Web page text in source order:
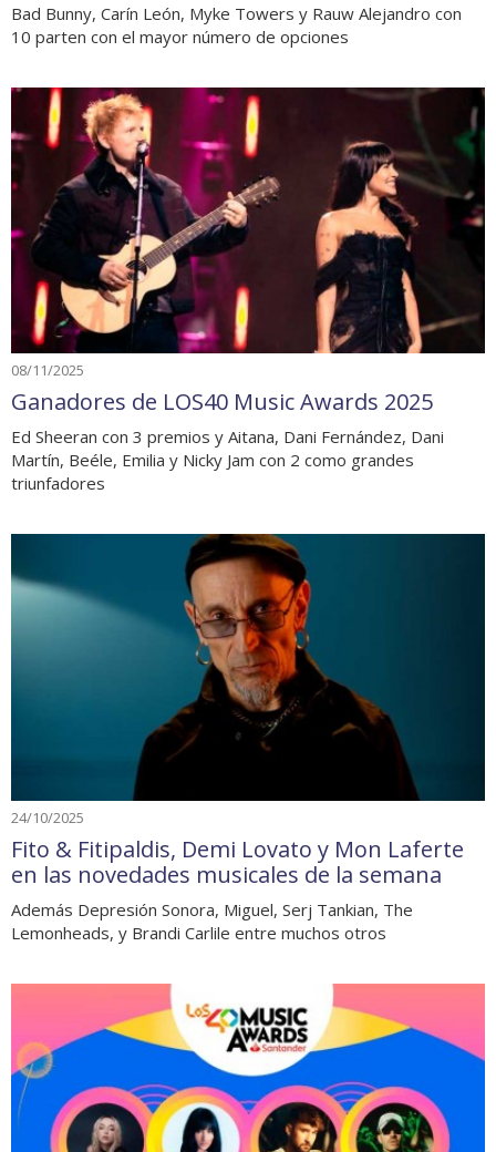
Bad Bunny, Carín León, Myke Towers y Rauw Alejandro con
10 parten con el mayor número de opciones
08/11/2025
Ganadores de LOS40 Music Awards 2025
Ed Sheeran con 3 premios y Aitana, Dani Fernández, Dani
Martín, Beéle, Emilia y Nicky Jam con 2 como grandes
triunfadores
24/10/2025
Fito & Fitipaldis, Demi Lovato y Mon Laferte
en las novedades musicales de la semana
Además Depresión Sonora, Miguel, Serj Tankian, The
Lemonheads, y Brandi Carlile entre muchos otros